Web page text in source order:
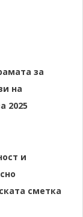
за
на
2025
и
сметка